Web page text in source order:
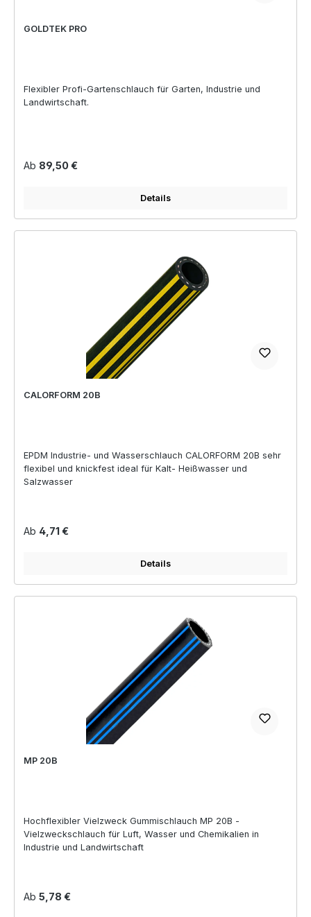
GOLDTEK PRO
Flexibler Profi-Gartenschlauch für Garten, Industrie und
Landwirtschaft.
Regulärer Preis:
Ab 89,50 €
Details
CALORFORM 20B
EPDM Industrie- und Wasserschlauch CALORFORM 20B sehr
flexibel und knickfest ideal für Kalt- Heißwasser und
Salzwasser
Regulärer Preis:
Ab 4,71 €
Details
MP 20B
Hochflexibler Vielzweck Gummischlauch MP 20B -
Vielzweckschlauch für Luft, Wasser und Chemikalien in
Industrie und Landwirtschaft
Regulärer Preis:
Ab 5,78 €